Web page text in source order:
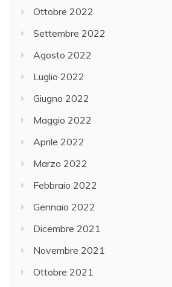
Ottobre 2022
Settembre 2022
Agosto 2022
Luglio 2022
Giugno 2022
Maggio 2022
Aprile 2022
Marzo 2022
Febbraio 2022
Gennaio 2022
Dicembre 2021
Novembre 2021
Ottobre 2021